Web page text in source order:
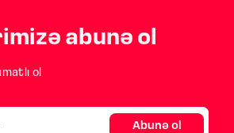
abunə ol
ol
Abunə ol